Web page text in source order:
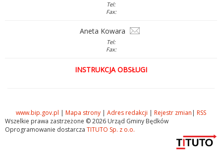
Tel:
Fax:
Aneta Kowara
Tel:
Fax:
INSTRUKCJA OBSŁUGI
www.bip.gov.pl | Mapa strony | Adres redakcji | Rejestr zmian | RSS
Wszelkie prawa zastrzeżone © 2026 Urząd Gminy Będków
Oprogramowanie dostarcza TITUTO Sp. z o.o.